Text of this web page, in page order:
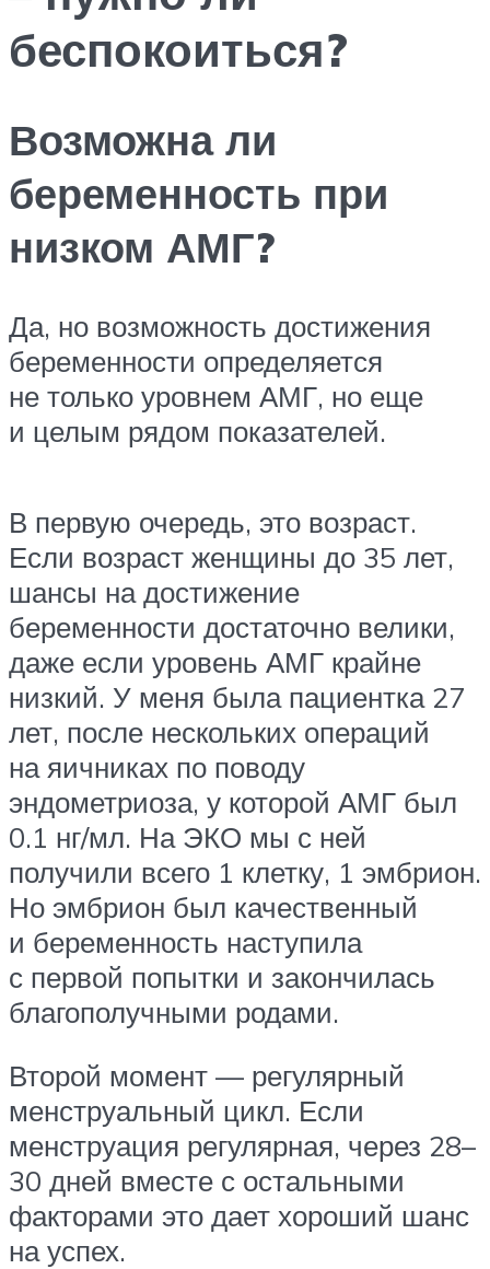
беспокоиться?
Возможна ли
беременность при
низком АМГ?
Да, но возможность достижения
беременности определяется
не только уровнем АМГ, но еще
и целым рядом показателей.
В первую очередь, это возраст.
Если возраст женщины до 35 лет,
шансы на достижение
беременности достаточно велики,
даже если уровень АМГ крайне
низкий. У меня была пациентка 27
лет, после нескольких операций
на яичниках по поводу
эндометриоза, у которой АМГ был
0.1 нг/мл. На ЭКО мы с ней
получили всего 1 клетку, 1 эмбрион.
Но эмбрион был качественный
и беременность наступила
с первой попытки и закончилась
благополучными родами.
Второй момент — регулярный
менструальный цикл. Если
менструация регулярная, через 28–
30 дней вместе с остальными
факторами это дает хороший шанс
на успех.